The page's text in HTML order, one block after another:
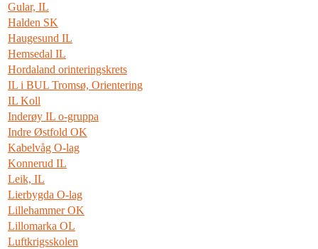
Gular, IL
Halden SK
Haugesund IL
Hemsedal IL
Hordaland orinteringskrets
IL i BUL Tromsø, Orientering
IL Koll
Inderøy IL o-gruppa
Indre Østfold OK
Kabelvåg O-lag
Konnerud IL
Leik, IL
Lierbygda O-lag
Lillehammer OK
Lillomarka OL
Luftkrigsskolen